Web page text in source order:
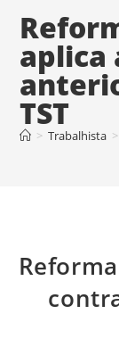
aplica
TST
> Trabalhista >